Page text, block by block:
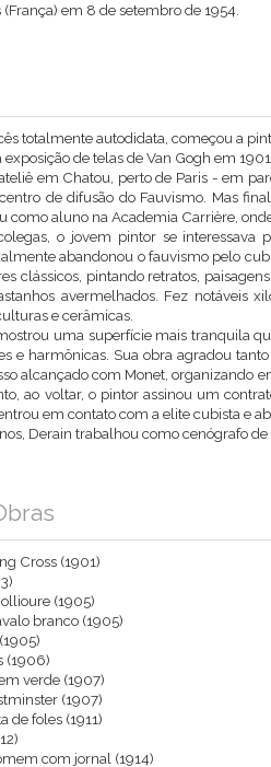
em 8 de setembro de 1954.
totalmente autodidata, começou a
de telas de Van Gogh em
em Chatou, perto de Paris - em
de difusão do Fauvismo. Mas
como aluno na Academia Carrière,
o jovem pintor se interessava
abandonou o fauvismo pelo
clássicos, pintando retratos,
avermelhados. Fez notáveis
e cerâmicas.
uma superfície mais tranquila
e harmônicas. Sua obra agradou
alcançado com Monet, organizando
ao voltar, o pintor assinou um
em contato com a elite cubista e
Derain trabalhou como cenógrafo
Cross (1901)
(1905)
branco (1905)
(1906)
verde (1907)
(1907)
de foles (1911)
com jornal (1914)